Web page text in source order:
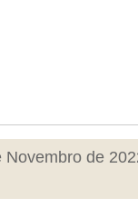
Novembro de